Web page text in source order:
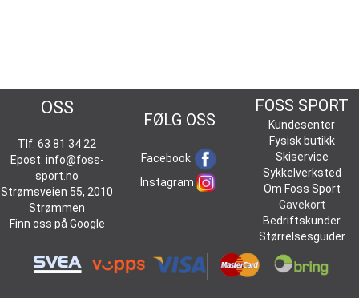
OSS
Tlf: 63 81 34 22
Epost: info@foss-
sport.no
Strømsveien 55, 2010
Strømmen
Finn oss påGoogle
FØLG OSS
Facebook
Instagram
FOSS SPORT
Kundesenter
Fysisk butikk
Skiservice
Sykkelverksted
Om Foss Sport
Gavekort
Bedriftskunder
Størrelsesguider